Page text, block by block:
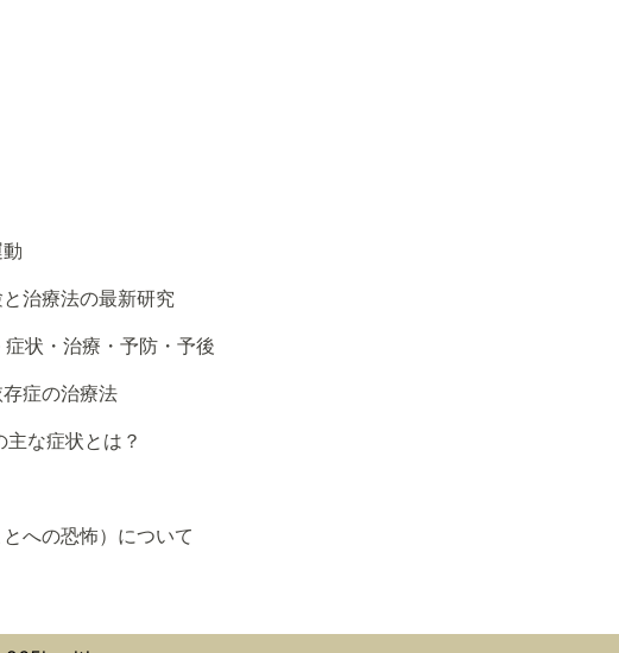
治療法の最新研究
状・治療・予防・予後
症の治療法
な症状とは？
への恐怖）について